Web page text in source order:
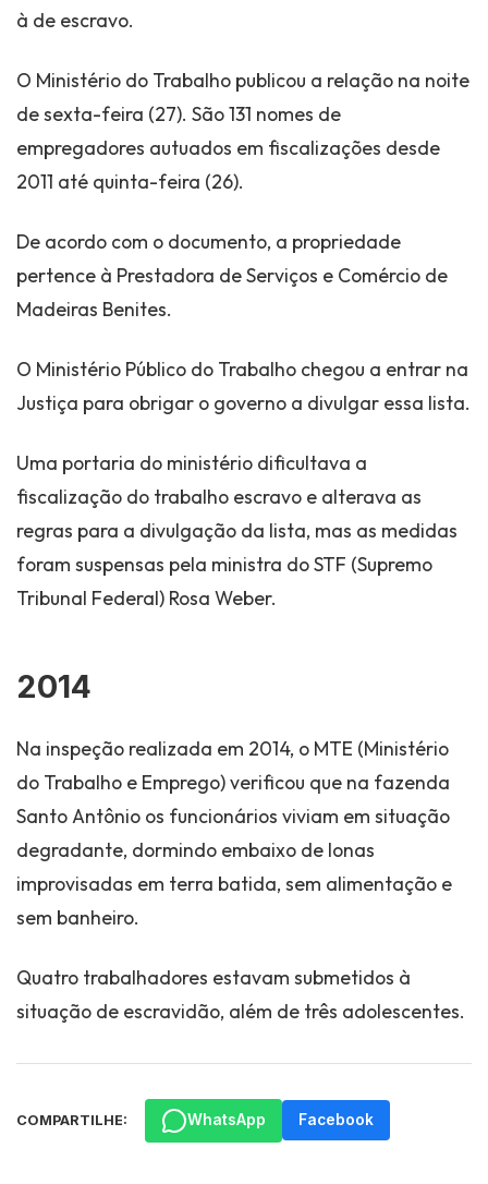
à de escravo.
O Ministério do Trabalho publicou a relação na noite
de sexta-feira (27). São 131 nomes de
empregadores autuados em fiscalizações desde
2011 até quinta-feira (26).
De acordo com o documento, a propriedade
pertence à Prestadora de Serviços e Comércio de
Madeiras Benites.
O Ministério Público do Trabalho chegou a entrar na
Justiça para obrigar o governo a divulgar essa lista.
Uma portaria do ministério dificultava a
fiscalização do trabalho escravo e alterava as
regras para a divulgação da lista, mas as medidas
foram suspensas pela ministra do STF (Supremo
Tribunal Federal) Rosa Weber.
2014
Na inspeção realizada em 2014, o MTE (Ministério
do Trabalho e Emprego) verificou que na fazenda
Santo Antônio os funcionários viviam em situação
degradante, dormindo embaixo de lonas
improvisadas em terra batida, sem alimentação e
sem banheiro.
Quatro trabalhadores estavam submetidos à
situação de escravidão, além de três adolescentes.
COMPARTILHE: WhatsApp Facebook